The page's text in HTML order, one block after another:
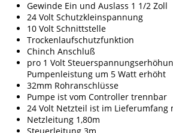
Gewinde Ein und Auslass 1 1/2 Zoll
24 Volt Schutzkleinspannung
10 Volt Schnittstelle
Trockenlaufschutzfunktion
Chinch Anschluß
pro 1 Volt
Pumpenleistung um 5 Watt erhöht
32mm Rohranschlüsse
Pumpe ist vom Controller trennbar
24 Volt Netzteil ist im
Netzleitung 1,80m